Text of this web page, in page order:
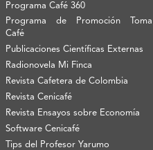
Programa Café 360
Programa de Promoción Toma
Café
Publicaciones Científicas Externas
Radionovela Mi Finca
Revista Cafetera de Colombia
Revista Cenicafé
Revista Ensayos sobre Economía
Software Cenicafé
Tips del Profesor Yarumo